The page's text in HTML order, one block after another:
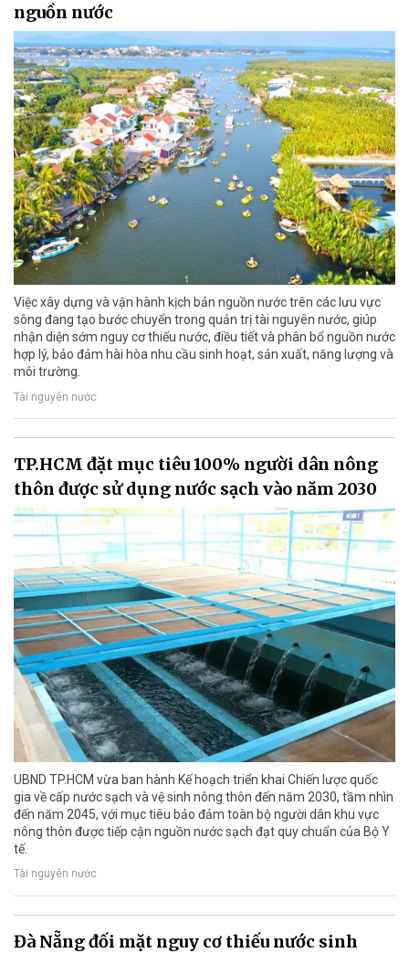
nguồn nước
Việc xây dựng và vận hành kịch bản nguồn nước trên các lưu vực
sông đang tạo bước chuyển trong quản trị tài nguyên nước, giúp
nhận diện sớm nguy cơ thiếu nước, điều tiết và phân bổ nguồn nước
hợp lý, bảo đảm hài hòa nhu cầu sinh hoạt, sản xuất, năng lượng và
môi trường.
Tài nguyên nước
TP.HCM đặt mục tiêu 100% người dân nông
thôn được sử dụng nước sạch vào năm 2030
UBND TP.HCM vừa ban hành Kế hoạch triển khai Chiến lược quốc
gia về cấp nước sạch và vệ sinh nông thôn đến năm 2030, tầm nhìn
đến năm 2045, với mục tiêu bảo đảm toàn bộ người dân khu vực
nông thôn được tiếp cận nguồn nước sạch đạt quy chuẩn của Bộ Y
tế.
Tài nguyên nước
Đà Nẵng đối mặt nguy cơ thiếu nước sinh